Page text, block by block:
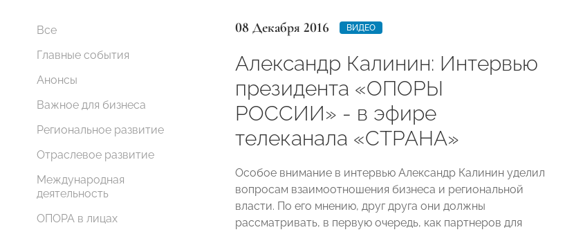
Все
Главные события
Анонсы
Важное для бизнеса
Региональное развитие
Отраслевое развитие
Международная
деятельность
ОПОРА в лицах
08 Декабря 2016 ВИДЕО
Александр Калинин: Интервью
президента «ОПОРЫ
РОССИИ» - в эфире
телеканала «СТРАНА»
Особое внимание в интервью Александр Калинин уделил
вопросам взаимоотношения бизнеса и региональной
власти. По его мнению, друг друга они должны
рассматривать, в первую очередь, как партнеров для